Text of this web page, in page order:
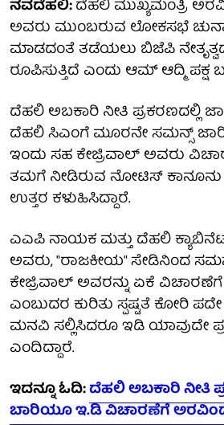
ನವದೆಹಲಿ:ದೆಹಲಿ ಮುಖ್ಯಮಂತ್ರಿ
ಅವರು ಮುಂಬರುವ ಲೋಕಸಭೆ
ಮಾಡದಂತೆ ತಡೆಯಲು ಬಿಜೆಪಿ
ರೂಪಿಸುತ್ತಿದೆ ಎಂದು ಆಮ್ ಆದ್ಮಿ
ದೆಹಲಿ ಅಬಕಾರಿ ನೀತಿ ಪ್ರಕರಣದಲ್ಲಿ
ದೆಹಲಿ ಸಿಎಂಗೆ ಮೂರನೇ ಸಮನ್ಸ್‌
ಇಂದು ಸಹ ಕೇಜ್ರಿವಾಲ್ ಅವರು
ತಮಗೆ ನೀಡಿರುವ ನೋಟಿಸ್
ಉತ್ತರ ಕಳುಹಿಸಿದ್ದಾರೆ.
ಎಎಪಿ ನಾಯಕ ಮತ್ತು ದೆಹಲಿ
ಅವರು, "ರಾಜಕೀಯ" ಸೇಡಿನಿಂದ
ಕೇಜ್ರಿವಾಲ್ ಅವರನ್ನು ಏಕೆ ವಿಚಾರಣೆಗೆ
ಎಂಬುದರ ಕುರಿತು ಸ್ಪಷ್ಟತೆ ಕೋರಿ
ಮನವಿ ಸಲ್ಲಿಸಿದರೂ ಇಡಿ ಯಾವುದೇ
ಎಂದಿದ್ದಾರೆ.
ಇದನ್ನೂ ಓದಿ:ದೆಹಲಿ ಅಬಕಾರಿ ನೀತಿ
ಬಾರಿಯೂ ಇ.ಡಿ ವಿಚಾರಣೆಗೆ ಅರವಿಂದ